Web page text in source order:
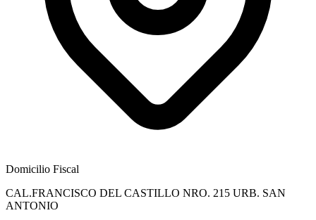
Domicilio Fiscal
CAL.FRANCISCO DEL CASTILLO NRO. 215 URB. SAN
ANTONIO